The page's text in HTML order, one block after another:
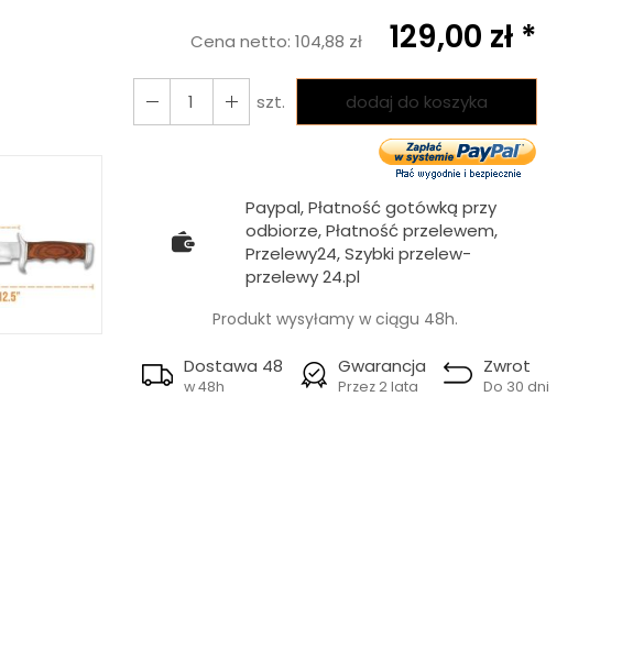
Cena netto: 104,88 zł 129,00 zł *
szt. dodaj do koszyka
Paypal, Płatność gotówką przy
odbiorze, Płatność przelewem,
Przelewy24, Szybki przelew-
przelewy 24.pl
Produkt wysyłamy w ciągu 48h.
Dostawa 48
w 48h
Gwarancja
Przez 2 lata
Zwrot
Do 30 dni